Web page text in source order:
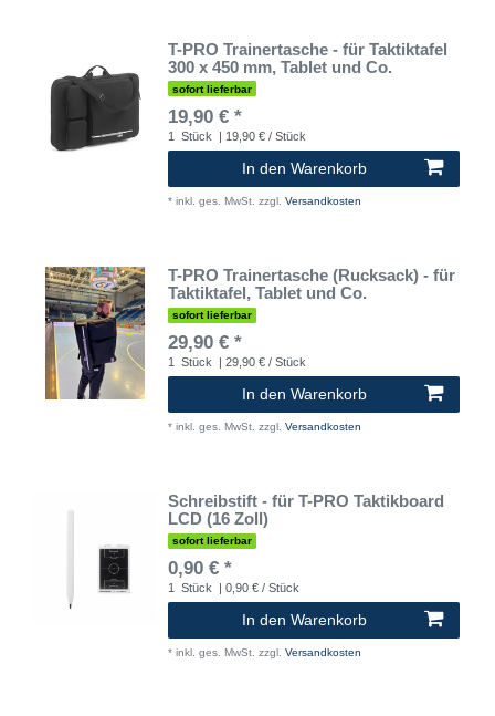
T-PRO Trainertasche - für Taktiktafel
300 x 450 mm, Tablet und Co.
sofort lieferbar
19,90 € *
1 Stück | 19,90 € / Stück
In den Warenkorb
* inkl. ges. MwSt. zzgl. Versandkosten
T-PRO Trainertasche (Rucksack) - für
Taktiktafel, Tablet und Co.
sofort lieferbar
29,90 € *
1 Stück | 29,90 € / Stück
In den Warenkorb
* inkl. ges. MwSt. zzgl. Versandkosten
Schreibstift - für T-PRO Taktikboard
LCD (16 Zoll)
sofort lieferbar
0,90 € *
1 Stück | 0,90 € / Stück
In den Warenkorb
* inkl. ges. MwSt. zzgl. Versandkosten